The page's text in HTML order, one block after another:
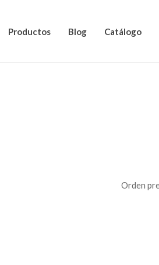
Productos Blog Catálogo